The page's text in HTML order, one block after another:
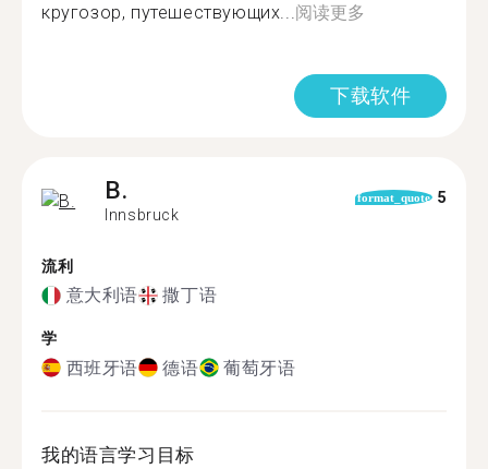
кругозор, путешествующих... 阅读更多
下载软件
B.
Innsbruck
format_quote 5
流利
意大利语 撒丁语
学
西班牙语 德语 葡萄牙语
我的语言学习目标